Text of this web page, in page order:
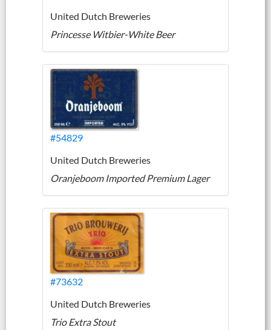
United Dutch Breweries
Princesse Witbier-White Beer
#54829
United Dutch Breweries
Oranjeboom Imported Premium Lager
#73632
United Dutch Breweries
Trio Extra Stout